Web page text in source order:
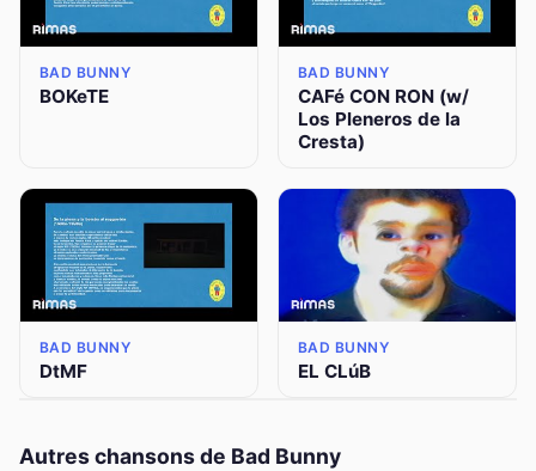
BAD BUNNY
BOKeTE
BAD BUNNY
CAFé CON RON (w/
Los Pleneros de la
Cresta)
BAD BUNNY
DtMF
BAD BUNNY
EL CLúB
Autres chansons de Bad Bunny